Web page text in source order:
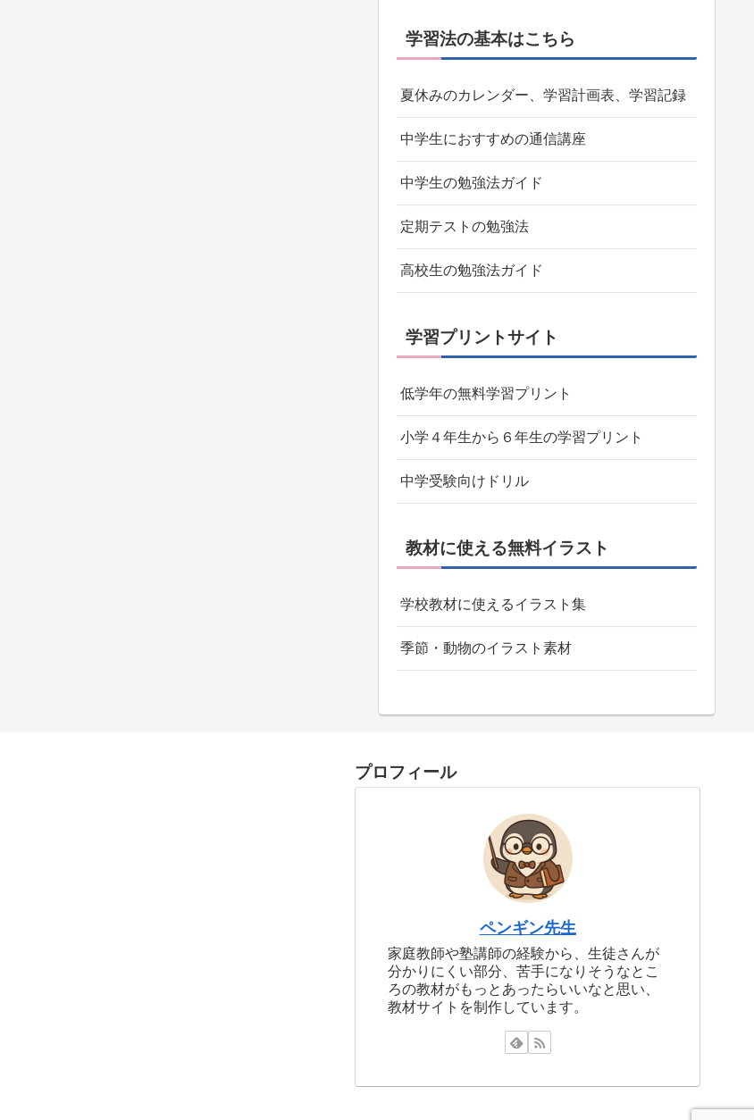
学習法の基本はこちら
夏休みのカレンダー、学習計画表、学習記録
中学生におすすめの通信講座
中学生の勉強法ガイド
定期テストの勉強法
高校生の勉強法ガイド
学習プリントサイト
低学年の無料学習プリント
小学４年生から６年生の学習プリント
中学受験向けドリル
教材に使える無料イラスト
学校教材に使えるイラスト集
季節・動物のイラスト素材
プロフィール
ペンギン先生
家庭教師や塾講師の経験から、生徒さんが
分かりにくい部分、苦手になりそうなとこ
ろの教材がもっとあったらいいなと思い、
教材サイトを制作しています。